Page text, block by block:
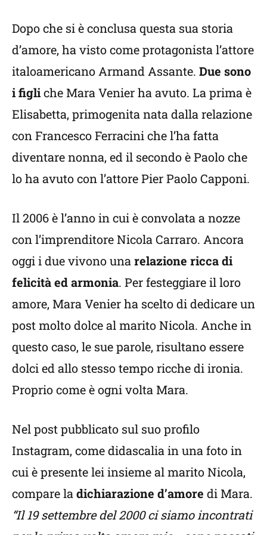
Dopo che si è conclusa questa sua storia
d’amore, ha visto come protagonista l’attore
italoamericano Armand Assante. Due sono
i figliche Mara Venier ha avuto. La prima è
Elisabetta, primogenita nata dalla relazione
con Francesco Ferracini che l’ha fatta
diventare nonna, ed il secondo è Paolo che
lo ha avuto con l’attore Pier Paolo Capponi.
Il 2006 è l’anno in cui è convolata a nozze
con l’imprenditore Nicola Carraro. Ancora
oggi i due vivono una relazione ricca di
felicità ed armonia. Per festeggiare il loro
amore, Mara Venier ha scelto di dedicare un
post molto dolce al marito Nicola. Anche in
questo caso, le sue parole, risultano essere
dolci ed allo stesso tempo ricche di ironia.
Proprio come è ogni volta Mara.
Nel post pubblicato sul suo profilo
Instagram, come didascalia in una foto in
cui è presente lei insieme al marito Nicola,
compare la dichiarazione d’amore di Mara.
“Il 19 settembre del 2000 ci siamo incontrati